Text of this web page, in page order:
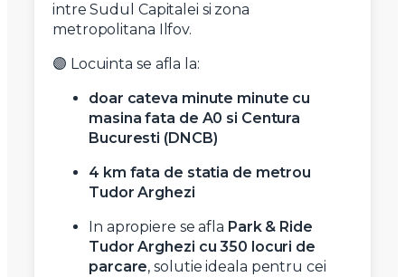
intre Sudul Capitalei si zona
metropolitana Ilfov.
🟣 Locuinta se afla la:
doar cateva minute minute cu
masina fata de A0 si Centura
Bucuresti (DNCB)
4 km fata de statia de metrou
Tudor Arghezi
In apropiere se afla Park & Ride
Tudor Arghezi cu 350 locuri de
parcare, solutie ideala pentru cei